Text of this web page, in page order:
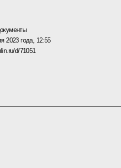
2023 года, 12:55
d/71051